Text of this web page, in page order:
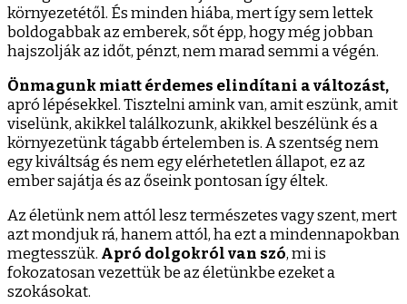
környezetétől. És minden hiába, mert így sem lettek
boldogabbak az emberek, sőt épp, hogy még jobban
hajszolják az időt, pénzt, nem marad semmi a végén.
Önmagunk miatt érdemes elindítani a változást,
apró lépésekkel. Tisztelni amink van, amit eszünk, amit
viselünk, akikkel találkozunk, akikkel beszélünk és a
környezetünk tágabb értelemben is. A szentség nem
egy kiváltság és nem egy elérhetetlen állapot, ez az
ember sajátja és az őseink pontosan így éltek.
Az életünk nem attól lesz természetes vagy szent, mert
azt mondjuk rá, hanem attól, ha ezt a mindennapokban
megtesszük. Apró dolgokról van szó, mi is
fokozatosan vezettük be az életünkbe ezeket a
szokásokat.